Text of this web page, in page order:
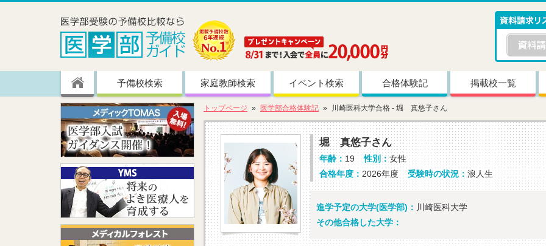
予備校検索 家庭教師検索 イベント検索 合格体験記 掲載校一覧
トップページ 医学部合格体験記 川崎医科大学合格 - 堀 真悠子さん
堀 真悠子さん
年齢： 19 性別：女性
合格年度：2026年度 受験時の状況： 浪人生
進学予定の大学(医学部)： 川崎医科大学
その他合格した大学：